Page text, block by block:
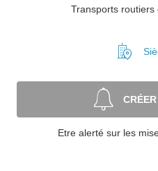
Transports
Etre alerté sur les